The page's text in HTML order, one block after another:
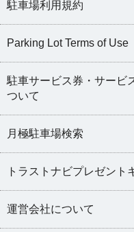
駐車場利用規約
Parking Lot Terms of Use
駐車サービス券・サービ
ついて
月極駐車場検索
トラストナビプレゼント
運営会社について